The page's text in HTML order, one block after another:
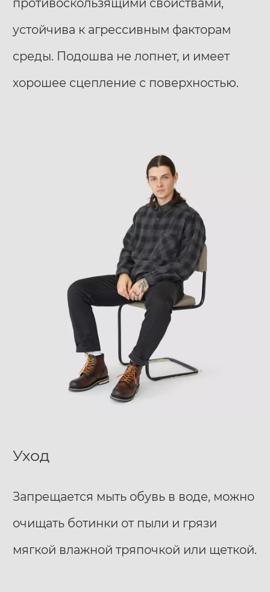
устойчива к агрессивным факторам
среды. Подошва не лопнет, и имеет
хорошее сцепление с поверхностью.
Уход
Запрещается мыть обувь в воде, можно
очищать ботинки от пыли и грязи
мягкой влажной тряпочкой или щеткой.